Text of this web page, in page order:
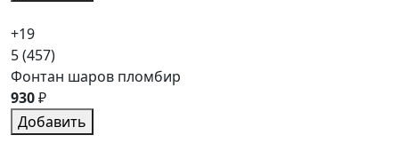
+19
5(457)
Фонтан шаров пломбир
930₽
Добавить